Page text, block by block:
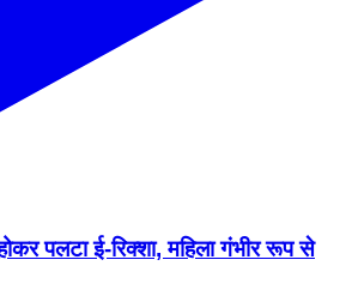
पलटा ई-रिक्शा, महिला गंभीर रूप से